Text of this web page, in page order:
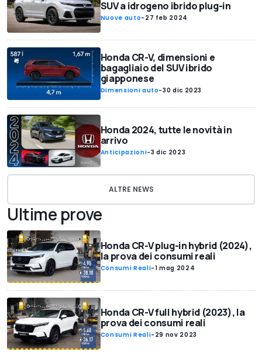
SUV a idrogeno ibrido plug-in
Nuove auto- 27 feb 2024
Honda CR-V, dimensioni e
bagagliaio del SUV ibrido
giapponese
Dimensioni auto-30 dic 2023
Honda 2024, tutte le novità in
arrivo
Anticipazioni-3 dic 2023
ALTRE NEWS
Ultime prove
Honda CR-V plug-in hybrid (2024),
la prova dei consumi reali
Consumi Reali-1 mag 2024
Honda CR-V full hybrid (2023), la
prova dei consumi reali
Consumi Reali- 29 nov 2023